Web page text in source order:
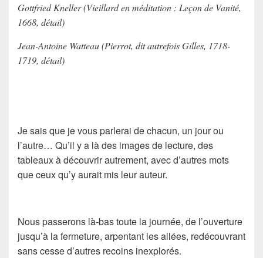
GottfriedKneller(Vieillard en méditation : Leçon de Vanité,
1668, détail)
Jean-Antoine Watteau(Pierrot, dit autrefoisGilles, 1718-
1719, détail)
Je sais que je vous parlerai de chacun, un jour ou
l’autre… Qu’il y a là des images de lecture, des
tableaux à découvrir autrement, avec d’autres mots
que ceux qu’y aurait mis leur auteur.
Nous passerons là-bas toute la journée, de l’ouverture
jusqu’à la fermeture, arpentant les allées, redécouvrant
sans cesse d’autres recoins inexplorés.